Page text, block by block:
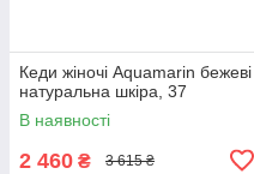
Кеди жіночі Aquamarin бежеві
натуральна шкіра, 37
В наявності
2 460 ₴ 3 615 ₴